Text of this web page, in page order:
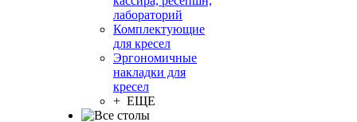
лабораторий
Комплектующие
для кресел
Эргономичные
накладки для
кресел
+ ЕЩЕ